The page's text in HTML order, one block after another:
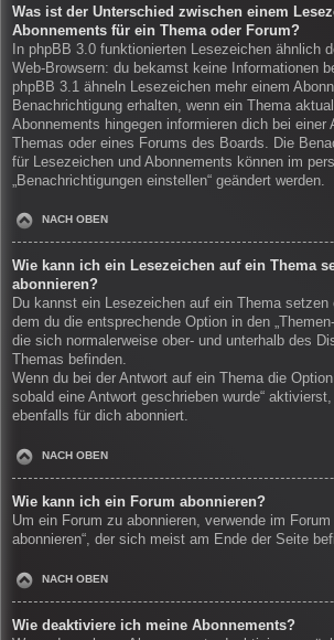
Was ist der Unterschied zwischen einem
Abonnements für ein Thema oder Forum?
In phpBB 3.0 funktionierten Lesezeichen ähnlich
Web-Browsern: du bekamst keine Informationen
phpBB 3.1 ähneln Lesezeichen mehr einem
Benachrichtigung erhalten, wenn ein Thema
Abonnements hingegen informieren dich bei einer
Themas oder eines Forums des Boards. Die
für Lesezeichen und Abonnements können im
„Benachrichtigungen einstellen“ geändert werden.
NACH OBEN
Wie kann ich ein Lesezeichen auf ein Thema
abonnieren?
Du kannst ein Lesezeichen auf ein Thema setzen
dem du die entsprechende Option in den
die sich normalerweise ober- und unterhalb des
Themas befinden.
Wenn du bei der Antwort auf ein Thema die
sobald eine Antwort geschrieben wurde“
ebenfalls für dich abonniert.
NACH OBEN
Wie kann ich ein Forum abonnieren?
Um ein Forum zu abonnieren, verwende im Forum
abonnieren“, der sich meist am Ende der Seite
NACH OBEN
Wie deaktiviere ich meine Abonnements?